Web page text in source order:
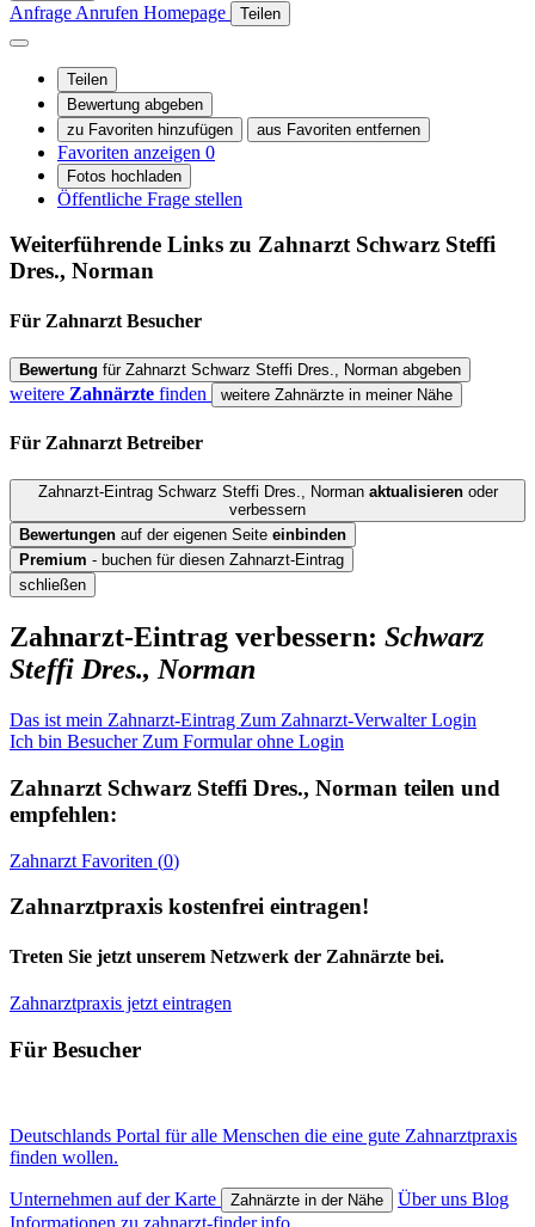
Anfrage Anrufen Homepage Teilen
Teilen
Bewertung abgeben
zu Favoriten hinzufügen
aus Favoriten entfernen
Favoriten anzeigen 0
Fotos hochladen
Öffentliche Frage stellen
Weiterführende Links zu Zahnarzt Schwarz Steffi
Dres., Norman
Für Zahnarzt Besucher
Bewertung für Zahnarzt Schwarz Steffi Dres., Norman abgeben
weitere Zahnärzte finden weitere Zahnärzte in meiner Nähe
Für Zahnarzt Betreiber
Zahnarzt-Eintrag Schwarz Steffi Dres., Norman aktualisierenoder
verbessern
Bewertungen auf der eigenen Seite einbinden
Premium - buchen für diesen Zahnarzt-Eintrag
schließen
Zahnarzt-Eintrag verbessern: Schwarz
Steffi Dres., Norman
Das ist mein Zahnarzt-Eintrag Zum Zahnarzt-Verwalter Login
Ich bin Besucher Zum Formular ohne Login
Zahnarzt Schwarz Steffi Dres., Norman teilen und
empfehlen:
Zahnarzt Favoriten (0)
Zahnarztpraxis kostenfrei eintragen!
Treten Sie jetzt unserem Netzwerk der Zahnärzte bei.
Zahnarztpraxis jetzt eintragen
Für Besucher
Deutschlands Portal für alle Menschen die eine gute Zahnarztpraxis
finden wollen.
Unternehmen auf der Karte Zahnärzte in der Nähe Über uns Blog